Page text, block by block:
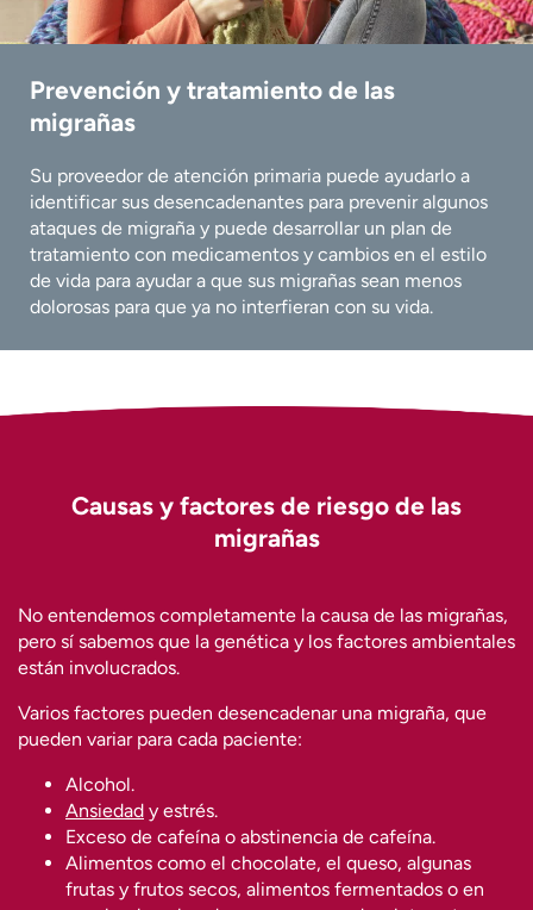
Prevención y tratamiento de las
migrañas
Su proveedor de atención primaria puede ayudarlo a
identificar sus desencadenantes para prevenir algunos
ataques de migraña y puede desarrollar un plan de
tratamiento con medicamentos y cambios en el estilo
de vida para ayudar a que sus migrañas sean menos
dolorosas para que ya no interfieran con su vida.
Causas y factores de riesgo de las
migrañas
No entendemos completamente la causa de las migrañas,
pero sí sabemos que la genética y los factores ambientales
están involucrados.
Varios factores pueden desencadenar una migraña, que
pueden variar para cada paciente:
Alcohol.
Ansiedad y estrés.
Exceso de cafeína o abstinencia de cafeína.
Alimentos como el chocolate, el queso, algunas
frutas y frutos secos, alimentos fermentados o en